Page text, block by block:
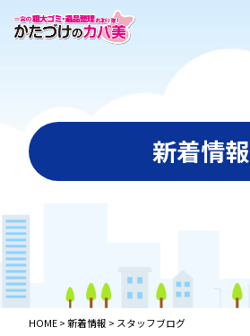
新着情報
HOME>新着情報 > スタッフブログ